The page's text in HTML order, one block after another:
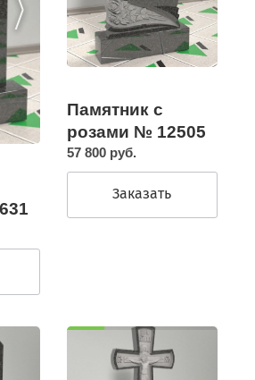
Памятник с
розами № 12505
57 800 руб.
Заказать